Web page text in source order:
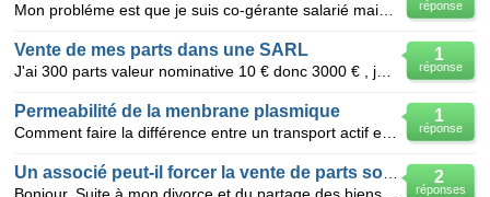
réponse
1
réponse
Vente de mes parts dans une SARL
1
réponse
Permeabilité de la menbrane plasmique
2
réponses